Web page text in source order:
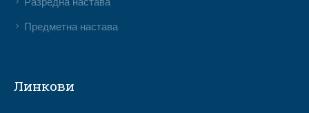
Предметна настава
Линкови